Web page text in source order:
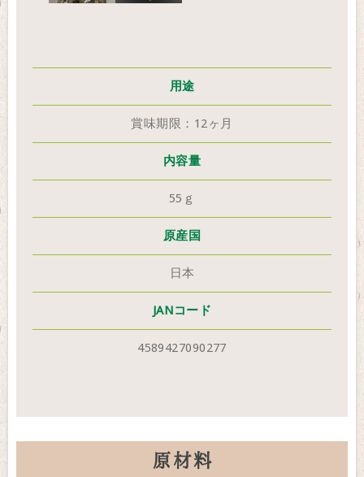
用途
賞味期限：12ヶ月
内容量
55ｇ
原産国
日本
JANコード
4589427090277
原材料